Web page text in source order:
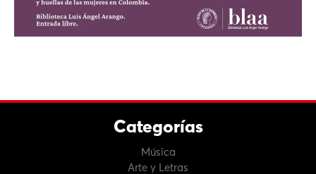
Categorías
Música
Arte y Letras